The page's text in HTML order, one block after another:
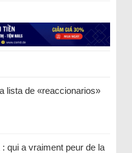
lista de «reaccionarios»
qui a vraiment peur de la